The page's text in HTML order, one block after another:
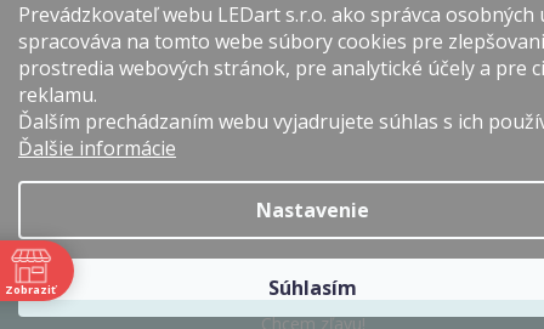
Prevádzkovateľ webu LEDart s.r.o. ako správca osobných
spracováva na tomto webe súbory cookies pre
prostredia webových stránok, pre analytické účely a pre
reklamu.
Ďalším prechádzaním webu vyjadrujete súhlas s ich
Ďalšie informácie
Nastavenie
Súhlasím
Zobraziť
Chcem zľavu!